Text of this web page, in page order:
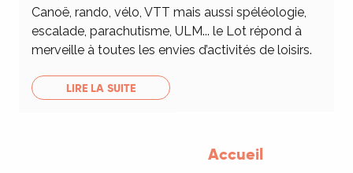
Accueil
Canoë, rando, vélo, VTT mais aussi spéléologie,
escalade, parachutisme, ULM... le Lot répond à
merveille à toutes les envies d’activités de loisirs.
LIRE LA SUITE